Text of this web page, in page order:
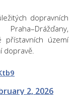
dopravních
přístavních území
dopravě.
2, 2026